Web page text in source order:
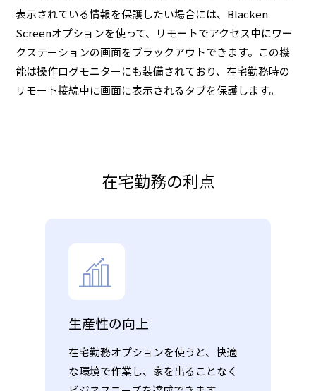
表示されている情報を保護したい場合には、Blacken
Screenオプションを使って、リモートでアクセス中にワー
クステーションの画面をブラックアウトできます。この機
能は操作ログモニターにも装備されており、在宅勤務時の
リモート接続中に画面に表示されるタブを保護します。
在宅勤務の利点
生産性の向上
在宅勤務オプションを使うと、快適
な環境で作業し、家を出ることなく